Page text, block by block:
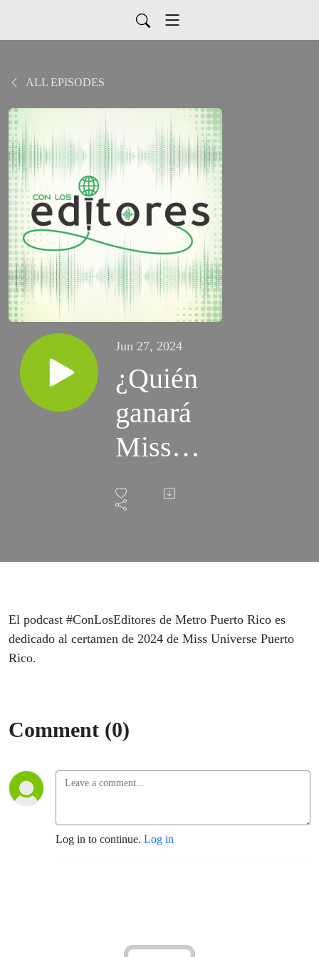
ALL EPISODES
Jun 27, 2024
¿Quién
ganará
Miss
Universe
Puerto
El podcast #ConLosEditores de Metro Puerto Rico es
dedicado al certamen de 2024 de Miss Universe Puerto
Rico.
Comment (0)
Log in to continue. Log in